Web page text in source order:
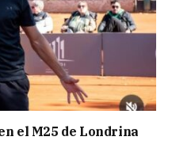
el M25 de Londrina